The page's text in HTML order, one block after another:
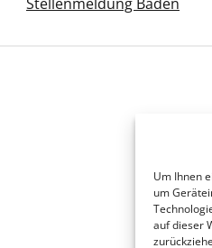
Um Ihnen
um
auf dieser